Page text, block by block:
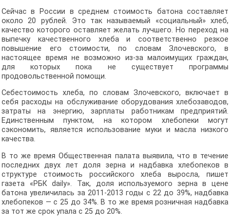
Сейчас в России в среднем стоимость батона составляет
около 20 рублей. Это так называемый «социальный» хлеб,
качество которого оставляет желать лучшего. Но переход на
выпечку качественного хлеба и соответственно резкое
повышение его стоимости, по словам Злочевского, в
настоящее время не возможно из-за малоимущих граждан,
для которых пока не существует программы
продовольственной помощи.
Себестоимость хлеба, по словам Злочевского, включает в
себя расходы на обслуживание оборудования хлебозаводов,
затраты на энергию, зарплаты работникам предприятий.
Единственным пунктом, на котором хлебопеки могут
сэкономить, является использование муки и масла низкого
качества.
В то же время Общественная палата выявила, что в течение
последних двух лет доля зерна и надбавка хлебопеков в
структуре стоимость российского хлеба выросла, пишет
газета «РБК daily». Так, доля используемого зерна в цене
батона увеличилась за 2011-2013 годы с 22 до 39%, надбавка
хлебопеков — с 25 до 34%. В то же время розничная надбавка
за тот же срок упала с 25 до 20%.